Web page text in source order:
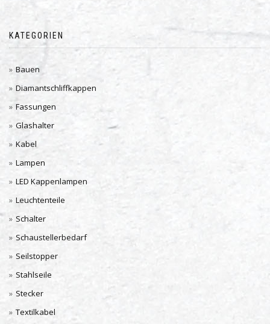
KATEGORIEN
Bauen
Diamantschliffkappen
Fassungen
Glashalter
Kabel
Lampen
LED Kappenlampen
Leuchtenteile
Schalter
Schaustellerbedarf
Seilstopper
Stahlseile
Stecker
Textilkabel